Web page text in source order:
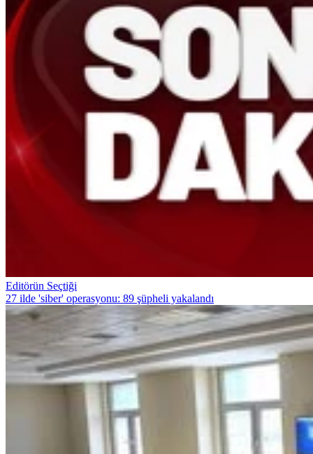
Editörün Seçtiği
27 ilde 'siber' operasyonu: 89 şüpheli yakalandı